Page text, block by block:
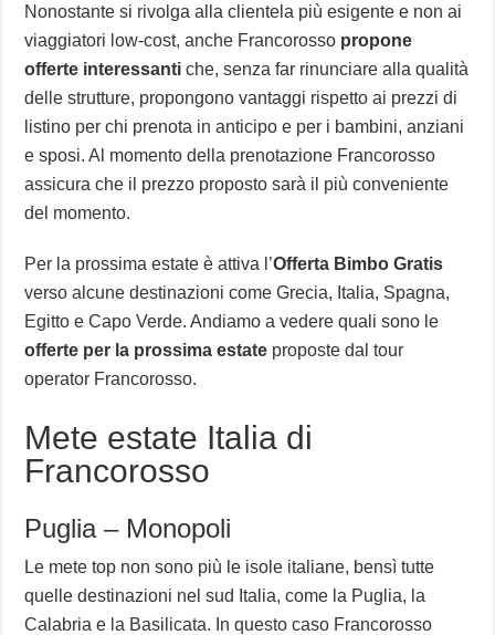
Nonostante si rivolga alla clientela più esigente e non ai
viaggiatori low-cost, anche Francorosso propone
offerte interessanti che, senza far rinunciare alla qualità
delle strutture, propongono vantaggi rispetto ai prezzi di
listino per chi prenota in anticipo e per i bambini, anziani
e sposi. Al momento della prenotazione Francorosso
assicura che il prezzo proposto sarà il più conveniente
del momento.
Per la prossima estate è attiva l’Offerta Bimbo Gratis
verso alcune destinazioni come Grecia, Italia, Spagna,
Egitto e Capo Verde. Andiamo a vedere quali sono le
offerte per la prossima estate proposte dal tour
operator Francorosso.
Mete estate Italia di
Francorosso
Puglia – Monopoli
Le mete top non sono più le isole italiane, bensì tutte
quelle destinazioni nel sud Italia, come la Puglia, la
Calabria e la Basilicata. In questo caso Francorosso